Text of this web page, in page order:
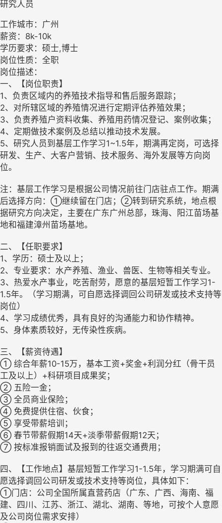
研究人员
工作城市：广州
薪资：8k-10k
学历要求：硕士,博士
岗位性质：全职
岗位描述：
一、【岗位职责】
1、负责区域内的养殖技术指导和售后服务跟踪；
2、对所辖区域的养殖情况进行定期评估养殖效果；
3、负责养殖户资料收集、养殖用药情况登记、案例收集；
4、定期做技术案例及总结以推动技术发展。
5、研究人员到基层工作学习1~1.5年，期满再定岗，可选择
研发、生产、大客户营销、技术服务、海外发展等方向岗
位。
注：基层工作学习是根据公司情况前往门店驻点工作。期满
后选择方向：①继续留在门店；②转到研究系统，地点根
据研究方向决定，主要在广东广州总部，珠海、阳江苗场基
地和福建漳州苗场基地。
二、【任职要求】
1、学历：硕士及以上；
2、专业要求：水产养殖、渔业、兽医、生物等相关专业。
3、热爱水产事业，吃苦耐劳，愿意的基层短暂工作学习1-
1.5年。（学习期满，可自愿选择调回公司研发或技术支持等
岗位）
4、学习成绩优秀，具有良好的沟通能力和协作精神。
5、身体素质较好，无传染性疾病。
三、【薪资待遇】
① 综合年薪10-15万，基本工资+奖金+利润分红（骨干员
工及以上）+科研项目成果奖；
② 五险一金；
③ 全员商业保险；
④ 免费提供住宿、伙食；
⑤ 享受带薪培训；
⑥ 春节带薪假期14天+淡季带薪假期12天；
⑦ 按标准报销面试及报到的往返交通费用；
四、【工作地点】基层短暂工作学习1-1.5年，学习期满可自
愿选择调回公司研发或技术支持等岗位，具体如下：
①门店：公司全国所属直营药店（广东、广西、海南、福
建、四川、江苏、浙江、湖北、湖南、等地，可按个人意愿
及公司岗位需求安排）